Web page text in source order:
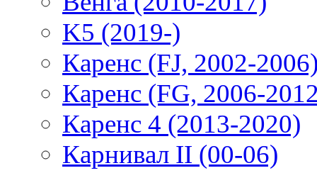
K5 (2019-)
Каренс (FJ, 2002-
Каренс (FG, 2006-
Каренс 4 (2013-2020)
Карнивал II (00-06)